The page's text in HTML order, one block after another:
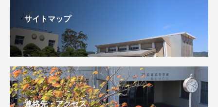
サイトマップ
連絡先・アクセス